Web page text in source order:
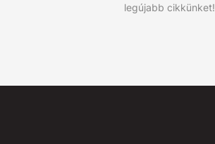
legújabb cikkünket!